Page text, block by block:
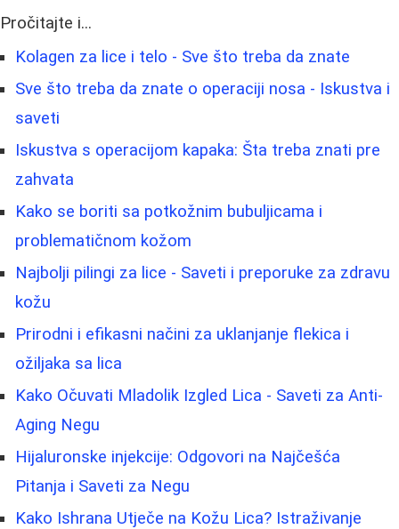
Pročitajte i...
Kolagen za lice i telo - Sve što treba da znate
Sve što treba da znate o operaciji nosa - Iskustva i
saveti
Iskustva s operacijom kapaka: Šta treba znati pre
zahvata
Kako se boriti sa potkožnim bubuljicama i
problematičnom kožom
Najbolji pilingi za lice - Saveti i preporuke za zdravu
kožu
Prirodni i efikasni načini za uklanjanje flekica i
ožiljaka sa lica
Kako Očuvati Mladolik Izgled Lica - Saveti za Anti-
Aging Negu
Hijaluronske injekcije: Odgovori na Najčešća
Pitanja i Saveti za Negu
Kako Ishrana Utječe na Kožu Lica? Istraživanje